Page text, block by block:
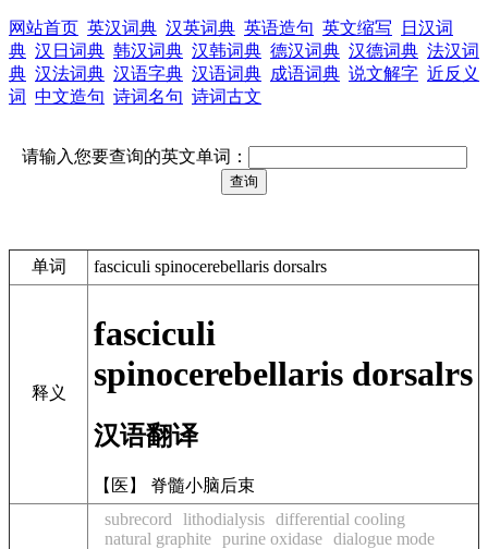
网站首页 英汉词典 汉英词典 英语造句 英文缩写
日汉词
典 汉日词典 韩汉词典 汉韩词典 德汉词典 汉德词典 法汉词
典 汉法词典 汉语字典 汉语词典 成语词典 说文解字 近反义
词 中文造句 诗词名句 诗词古文
请输入您要查询的英文单词：
单词 fasciculi spinocerebellaris dorsalrs
释义
fasciculi
spinocerebellaris dorsalrs
汉语翻译
【医】 脊髓小脑后束
subrecord lithodialysis differential cooling
natural graphite purine oxidase dialogue mode